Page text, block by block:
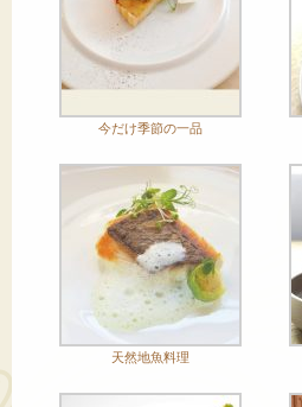
今だけ季節の一品
天然地魚料理